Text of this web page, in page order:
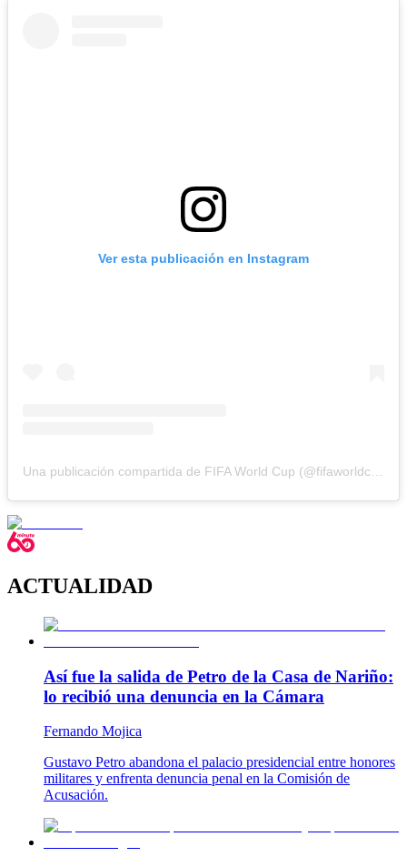
Ver esta publicación en Instagram
ACTUALIDAD
Así fue la salida de Petro de la Casa de Nariño:
lo recibió una denuncia en la Cámara
Fernando Mojica
Gustavo Petro abandona el palacio presidencial entre honores
militares y enfrenta denuncia penal en la Comisión de
Acusación.